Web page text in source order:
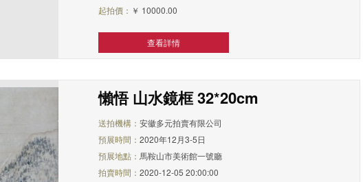
起拍價： ￥ 10000.00
查看詳情
懶悟 山水鏡框 32*20cm
送拍機構： 安徽多元拍賣有限公司
預展時間： 2020年12月3-5日
預展地點： 馬鞍山市美術館一號廳
拍賣時間： 2020-12-05 20:00:00